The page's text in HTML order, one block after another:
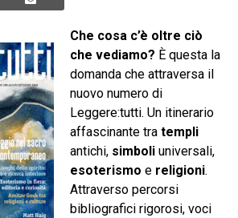
Che cosa c’è oltre ciò
che vediamo? È questa la
domanda che attraversa il
nuovo numero di
Leggere:tutti. Un itinerario
affascinante tra templi
antichi, simboliuniversali,
esoterismo e religioni.
Attraverso percorsi
bibliografici rigorosi, voci